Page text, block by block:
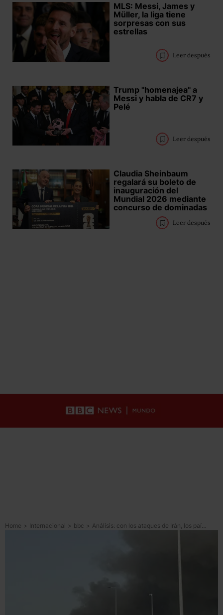
MLS: Messi, James y
Müller, la liga tiene
sorpresas con sus
estrellas
Leer después
Trump "homenajea" a
Messi y habla de CR7 y
Pelé
Leer después
Claudia Sheinbaum
regalará su boleto de
inauguración del
Mundial 2026 mediante
concurso de dominadas
Leer después
Home > Internacional > bbc >